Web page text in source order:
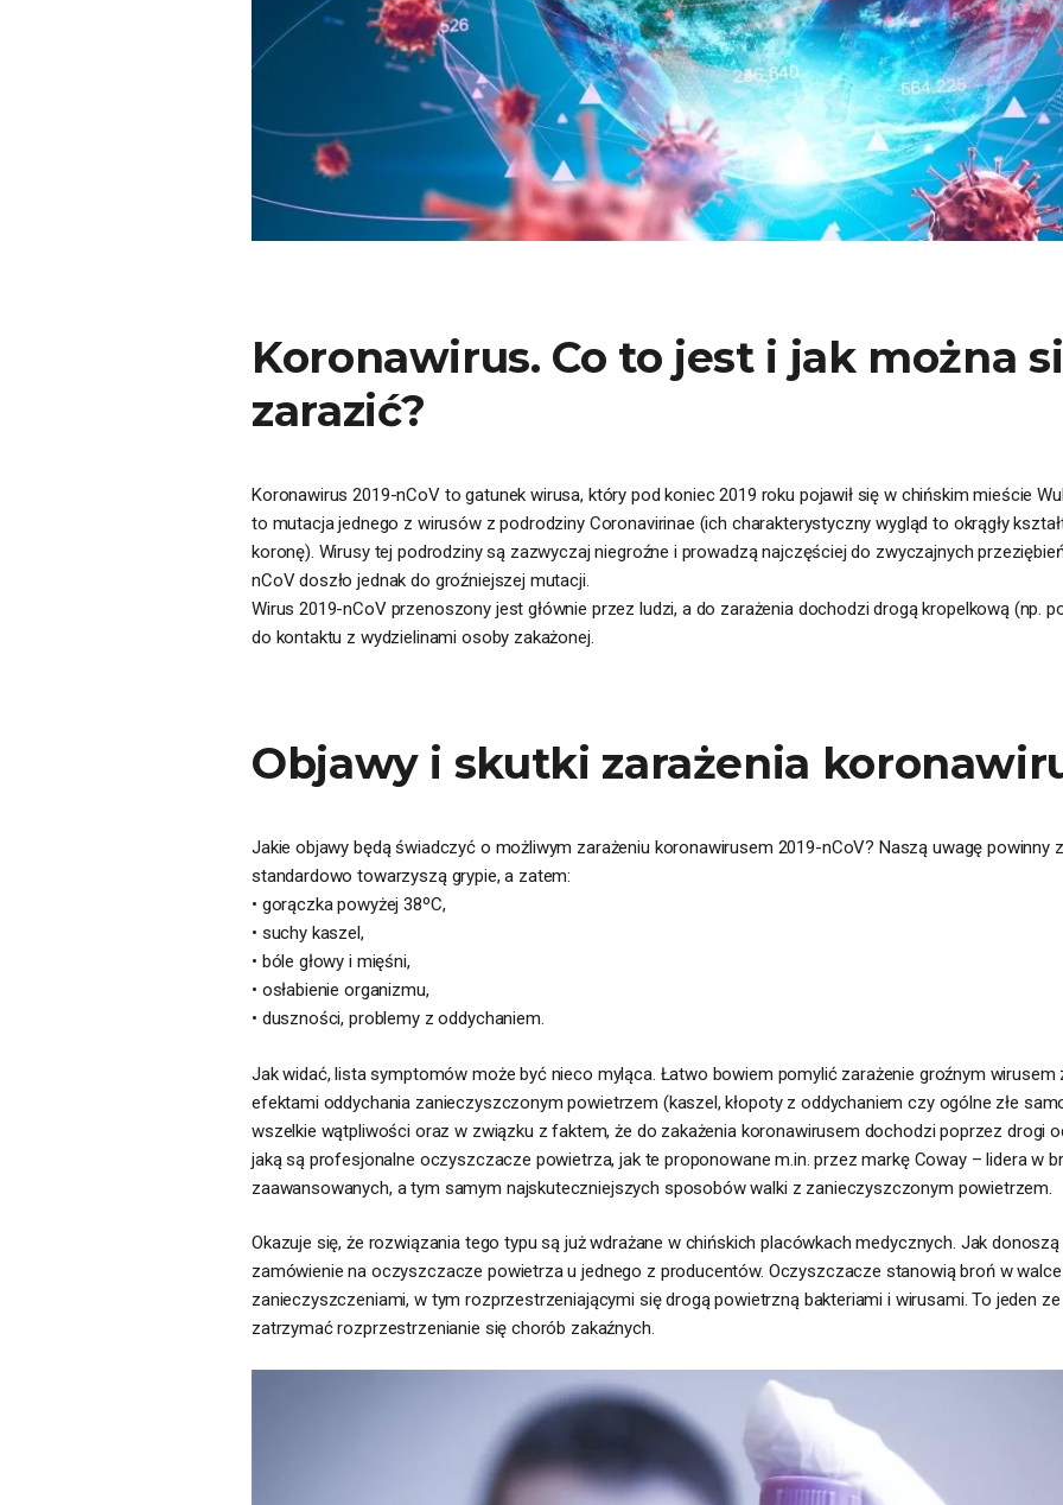
Koronawirus. Co to jest i jak można
zarazić?
Koronawirus 2019-nCoV to gatunek wirusa, który pod koniec 2019 roku pojawił się w chińskim mieście
to mutacja jednego z wirusów z podrodziny Coronavirinae (ich charakterystyczny wygląd to okrągły
koronę). Wirusy tej podrodziny są zazwyczaj niegroźne i prowadzą najczęściej do zwyczajnych
nCoV doszło jednak do groźniejszej mutacji.
Wirus 2019-nCoV przenoszony jest głównie przez ludzi, a do zarażenia dochodzi drogą kropelkową (np.
do kontaktu z wydzielinami osoby zakażonej.
Objawy i skutki zarażenia
Jakie objawy będą świadczyć o możliwym zarażeniu koronawirusem 2019-nCoV? Naszą uwagę powinny
standardowo towarzyszą grypie, a zatem:
• gorączka powyżej 38ºC,
• suchy kaszel,
• bóle głowy i mięśni,
• osłabienie organizmu,
• duszności, problemy z oddychaniem.
Jak widać, lista symptomów może być nieco myląca. Łatwo bowiem pomylić zarażenie groźnym wirusem
efektami oddychania zanieczyszczonym powietrzem (kaszel, kłopoty z oddychaniem czy ogólne złe
wszelkie wątpliwości oraz w związku z faktem, że do zakażenia koronawirusem dochodzi poprzez drogi
jaką są profesjonalne oczyszczacze powietrza, jak te proponowane m.in. przez markę Coway – lidera w
zaawansowanych, a tym samym najskuteczniejszych sposobów walki z zanieczyszczonym powietrzem.
Okazuje się, że rozwiązania tego typu są już wdrażane w chińskich placówkach medycznych. Jak donoszą
zamówienie na oczyszczacze powietrza u jednego z producentów. Oczyszczacze stanowią broń w
zanieczyszczeniami, w tym rozprzestrzeniającymi się drogą powietrzną bakteriami i wirusami. To jeden
zatrzymać rozprzestrzenianie się chorób zakaźnych.